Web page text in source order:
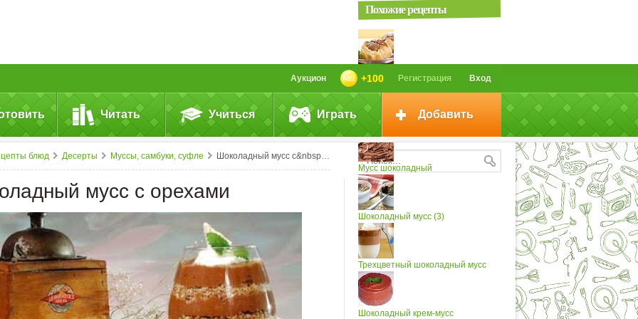
Вход
Регистрация
+100
Аукцион
Читать Учиться Играть Добавить
блюд Десерты Муссы, самбуки, суфле Шоколадный мусс с&nbsp;орехами
мусс с орехами
Похожие рецепты
Шоколадный мусс
Мусс шоколадный
Шоколадный мусс (3)
Трехцветный шоколадный мусс
Шоколадный крем-мусс